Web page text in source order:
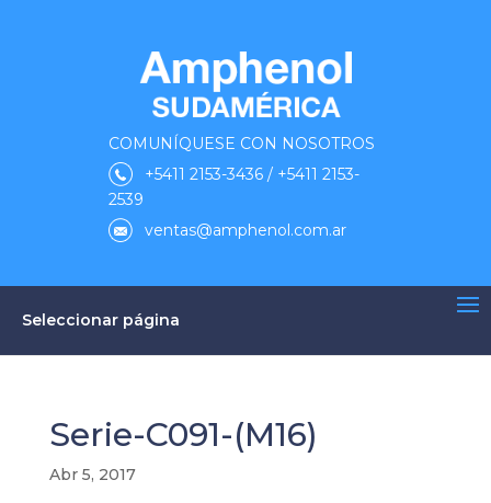
COMUNÍQUESE CON NOSOTROS
+5411 2153-3436 / +5411 2153-
2539
ventas@amphenol.com.ar
Seleccionar página
Serie-C091-(M16)
Abr 5, 2017